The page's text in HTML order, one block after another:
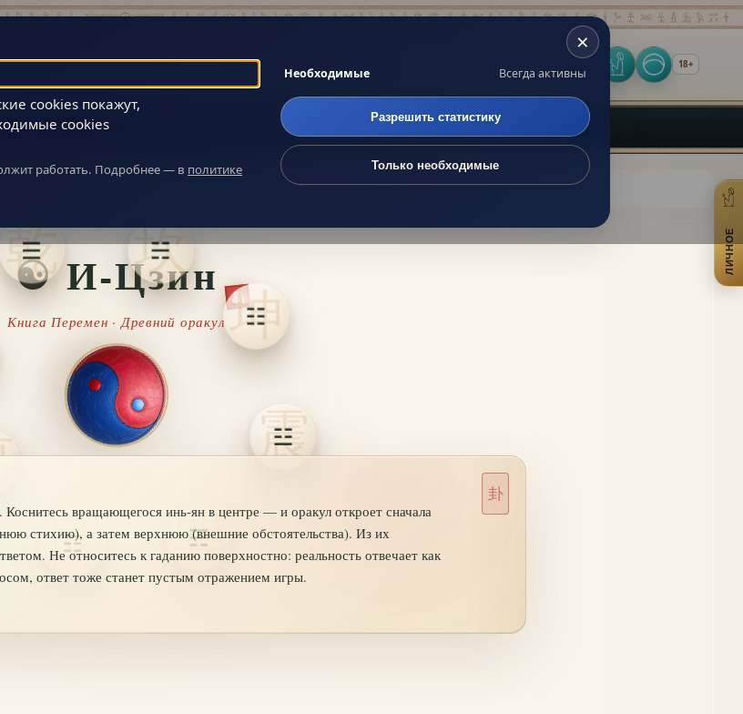
ОракулЛичноеВключить
18+
Сообщество О нас
ЛИЧНОЕ
☯ И-Цзин
Книга Перемен · Древний оракул
☵
☷
☳
☴
☶
☰
Коснитесь вращающегося инь-ян в центре — и оракул откроет сначала
стихию), а затем верхнюю (внешние обстоятельства). Из их
Не относитесь к гаданию поверхностно: реальность отвечает как
ответ тоже станет пустым отражением игры.
×
cookies покажут,
cookies
работать. Подробнее — в политике
Необходимые Всегда активны
Разрешить статистику
Только необходимые